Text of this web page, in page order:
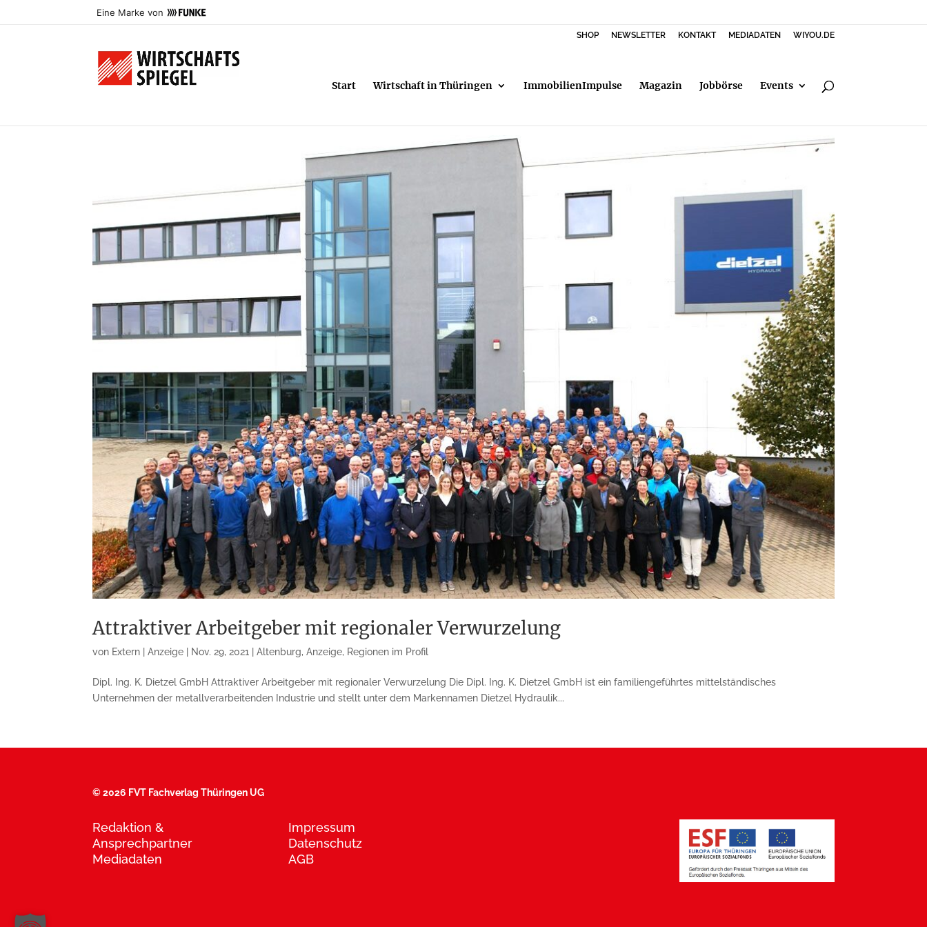
Eine Marke von
SHOP NEWSLETTER KONTAKT MEDIADATEN WIYOU.DE
Start Wirtschaft in Thüringen ImmobilienImpulse Magazin Jobbörse Events
Attraktiver Arbeitgeber mit regionaler Verwurzelung
von Extern | Anzeige Nov. 29, 2021 |Altenburg,Anzeige, Regionen im Profil
Dipl. Ing. K. Dietzel GmbH Attraktiver Arbeitgeber mit regionaler Verwurzelung Die Dipl. Ing. K. Dietzel GmbH ist ein familiengeführtes mittelständisches
Unternehmen der metallverarbeitenden Industrie und stellt unter dem Markennamen Dietzel Hydraulik...
©2026 FVT Fachverlag Thüringen UG
Redaktion &
Ansprechpartner
Mediadaten
Impressum
Datenschutz
AGB